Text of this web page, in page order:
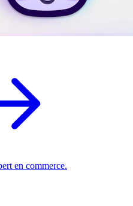
en commerce.